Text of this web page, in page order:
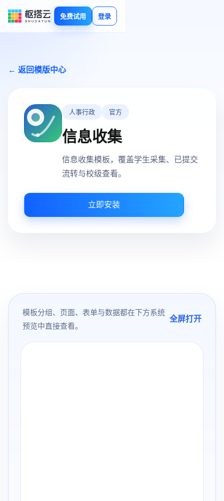
免费试用 登录
← 返回模版中心
人事行政 官方
信息收集
信息收集模板，覆盖学生采集、已提交
流转与校级查看。
立即安装
模板分组、页面、表单与数据都在下方系统
预览中直接查看。
全屏打开